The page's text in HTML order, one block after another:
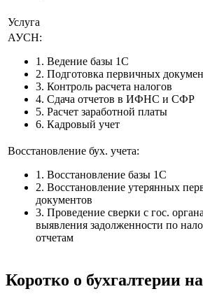
Услуга
АУСН:
1. Ведение базы 1С
2. Подготовка первичных
3. Контроль расчета налогов
4. Сдача отчетов в ИФНС и СФР
5. Расчет заработной платы
6. Кадровый учет
Восстановление бух. учета:
1. Восстановление базы 1С
2. Восстановление утерянных
документов
3. Проведение сверки с гос.
выявления задолженности по
отчетам
Коротко о бухгалтерии